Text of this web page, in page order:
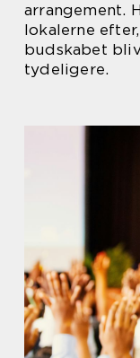
arrangement.
lokalerne
budskabet
tydeligere.